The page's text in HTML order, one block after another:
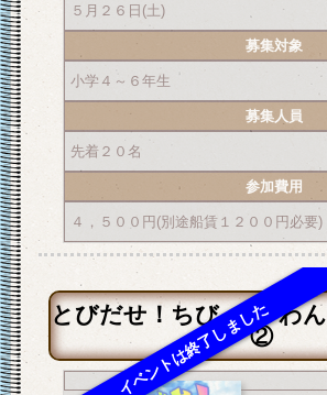
５月２６日(土)
募集対象
小学４～６年生
募集人員
先着２０名
参加費用
４，５００円(別途船賃１２００円必要)
とびだせ！ちびっ子♪わ
②